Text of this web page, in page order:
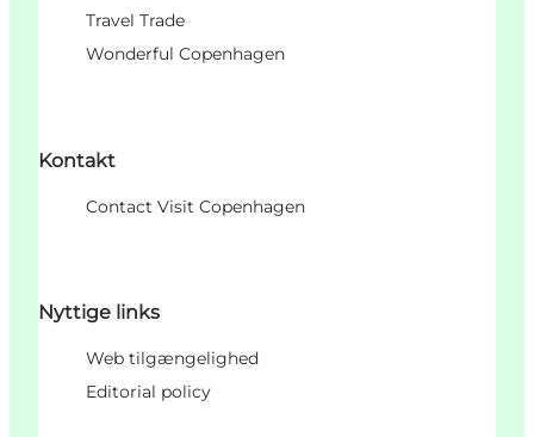
Travel Trade
Wonderful Copenhagen
Kontakt
Contact Visit Copenhagen
Nyttige links
Web tilgængelighed
Editorial policy